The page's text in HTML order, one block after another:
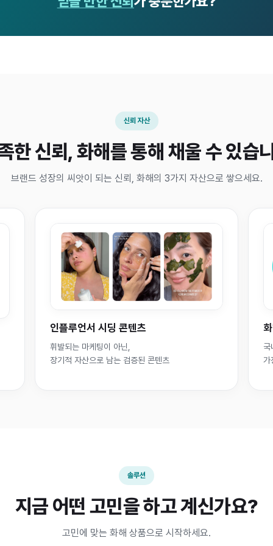
신뢰 자산
한 신뢰, 화해를 통해 채울 수 있습
브랜드 성장의 씨앗이 되는 신뢰, 화해의 3가지 자산으로 쌓으세요.
인플루언서 시딩 콘텐츠
휘발되는 마케팅이 아닌,
장기적 자산으로 남는 검증된 콘텐츠
국
가
솔루션
지금 어떤 고민을 하고 계신가요?
고민에 맞는 화해 상품으로 시작하세요.